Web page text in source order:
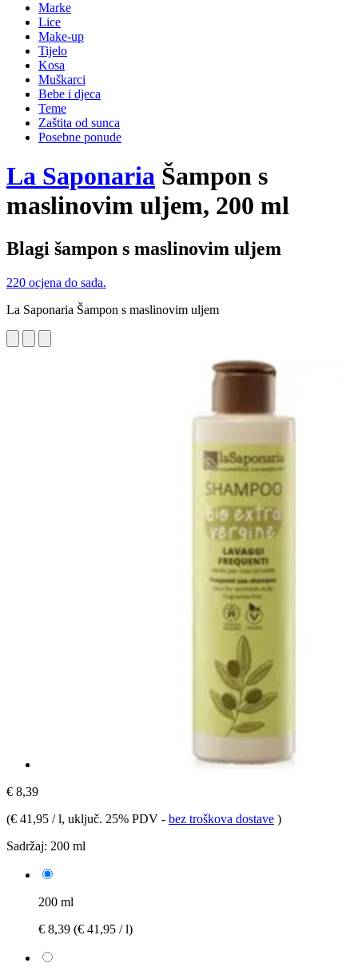
Marke
Lice
Make-up
Tijelo
Kosa
Muškarci
Bebe i djeca
Teme
Zaštita od sunca
Posebne ponude
La Saponaria Šampon s
maslinovim uljem, 200 ml
Blagi šampon s maslinovim uljem
220 ocjena do sada.
La Saponaria Šampon s maslinovim uljem
€ 8,39
(€ 41,95 / l, uključ. 25% PDV - bez troškova dostave )
Sadržaj: 200 ml
200 ml
€ 8,39 (€ 41,95 / l)